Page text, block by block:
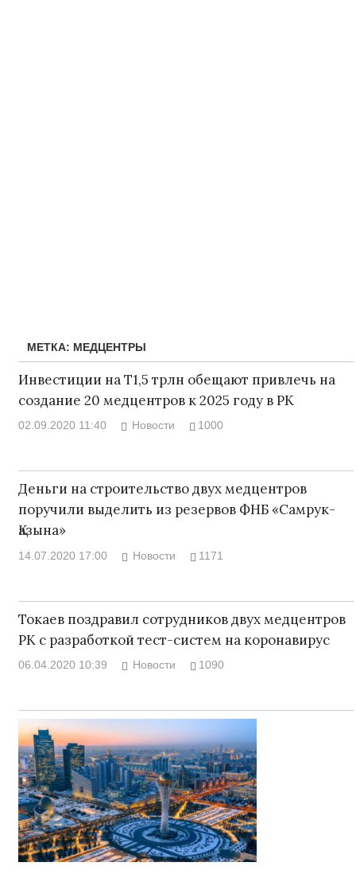
МЕТКА: МЕДЦЕНТРЫ
Инвестиции на Т1,5 трлн обещают привлечь на
создание 20 медцентров к 2025 году в РК
02.09.2020 11:40 Новости 1000
Деньги на строительство двух медцентров
поручили выделить из резервов ФНБ «Самрук-
Қазына»
14.07.2020 17:00 Новости 1171
Токаев поздравил сотрудников двух медцентров
РК с разработкой тест-систем на коронавирус
06.04.2020 10:39 Новости 1090